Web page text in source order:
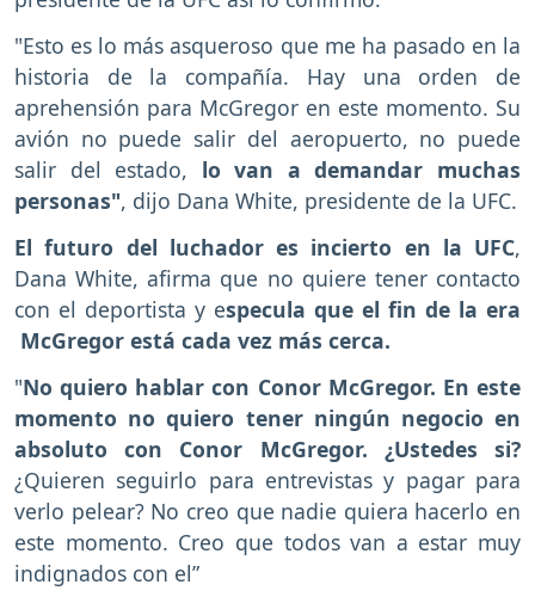
"Esto es lo más asqueroso que me ha pasado en la
historia de la compañía. Hay una orden de
aprehensión para McGregor en este momento. Su
avión no puede salir del aeropuerto, no puede
salir del estado, lo van a demandar muchas
personas", dijo Dana White, presidente de la UFC.
El futuro del luchador es incierto en la UFC,
Dana White, afirma que no quiere tener contacto
con el deportista y especula que el fin de la era
McGregor está cada vez más cerca.
"No quiero hablar con Conor McGregor. En este
momento no quiero tener ningún negocio en
absoluto con Conor McGregor. ¿Ustedes si?
¿Quieren seguirlo para entrevistas y pagar para
verlo pelear? No creo que nadie quiera hacerlo en
este momento. Creo que todos van a estar muy
indignados con el”